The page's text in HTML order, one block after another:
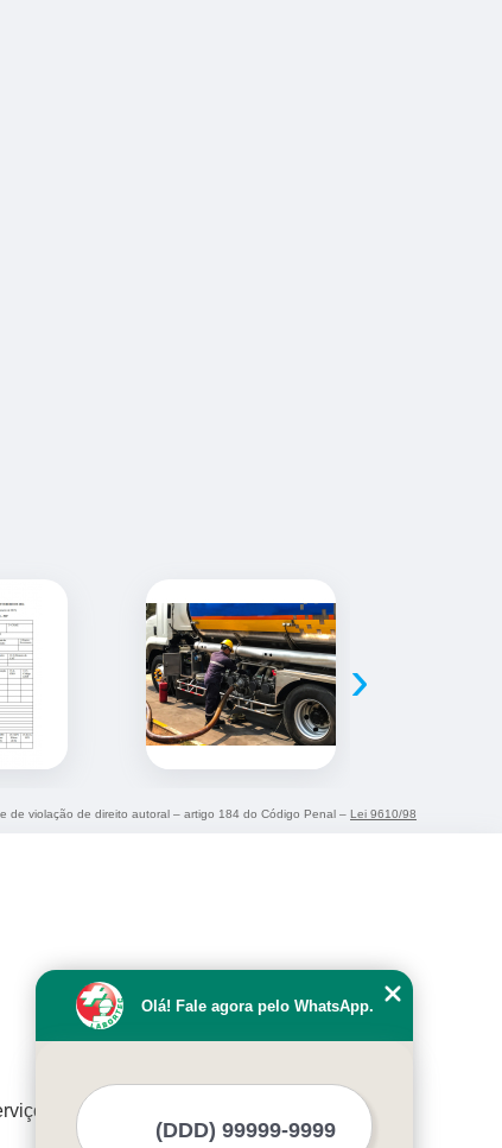
›
de violação de direito autoral – artigo 184 do Código Penal – Lei 9610/98
Olá! Fale agora pelo WhatsApp.